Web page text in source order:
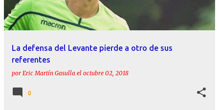
La defensa del Levante pierde a otro de sus
referentes
por Eric Martín Gasulla el octubre 02, 2018
0